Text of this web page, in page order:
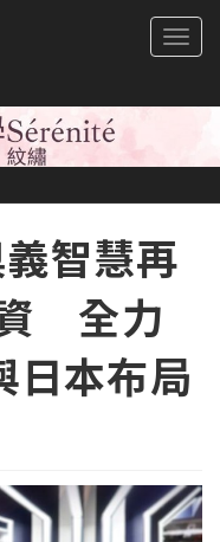
智慧再
全力
日本布局